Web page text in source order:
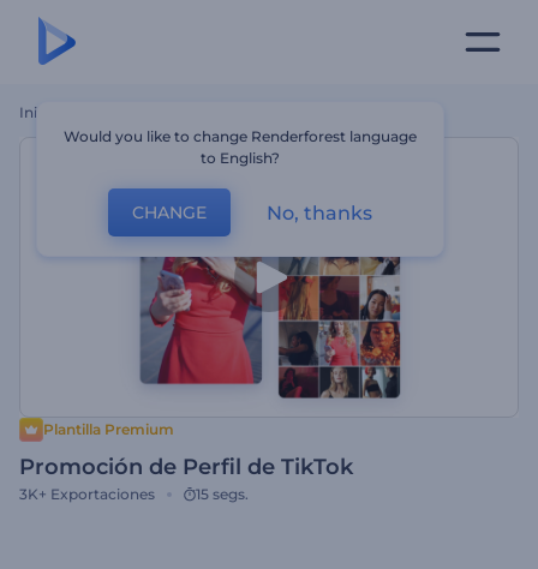
Inicio
Plantilla Premium
Promoción de Perfil de TikTok
3K+ Exportaciones 15 segs.
Would you like to change Renderforest language
to English?
CHANGE No, thanks